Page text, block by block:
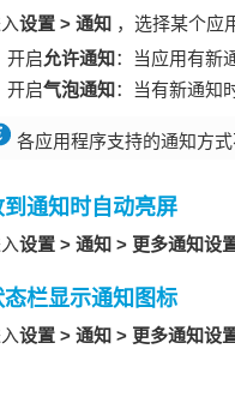
设置> 通知 ，选择某个应
开启允许通知：当应用有新
开启气泡通知：当有新通知
各应用程序支持的通知方
到通知时自动亮屏
设置> 通知 > 更多通知设
态栏显示通知图标
设置> 通知 > 更多通知设